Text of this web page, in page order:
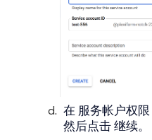
在 服务帐户权限
然后点击继续。